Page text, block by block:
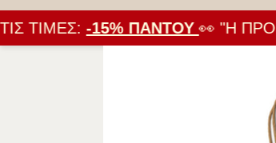
ΤΙΜΈΣ:-15% ΠΑΝΤΟΎ👀 "Η